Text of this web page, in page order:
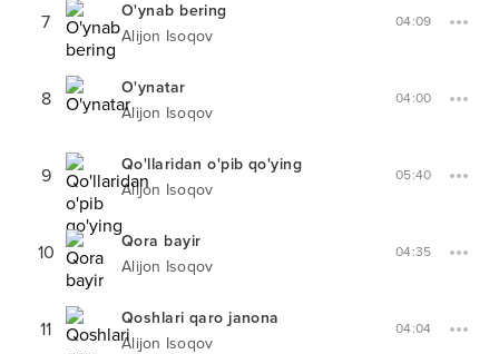
7
O'ynab bering
Alijon Isoqov
04:09
8
O'ynatar
Alijon Isoqov
04:00
9
Qo'llaridan o'pib qo'ying
Alijon Isoqov
05:40
10
Qora bayir
Alijon Isoqov
04:35
11
Qoshlari qaro janona
Alijon Isoqov
04:04